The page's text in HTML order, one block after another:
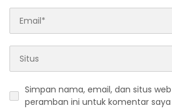
Simpan nama, email, dan situs
peramban ini untuk komentar